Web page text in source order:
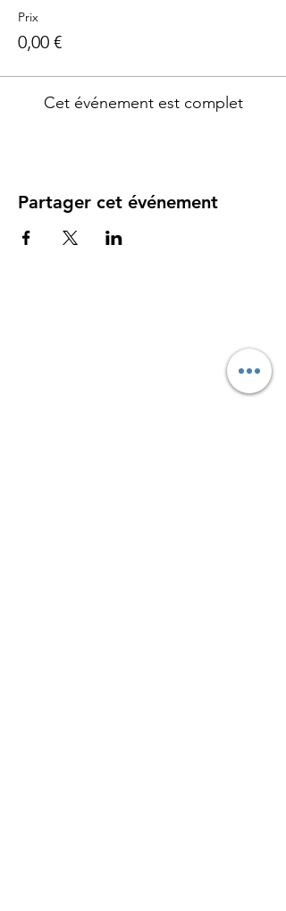
Prix
0,00 €
Cet événement est complet
Partager cet événement